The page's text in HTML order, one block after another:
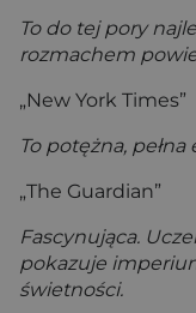
To do tej pory
rozmachem
„New York Times”
To potężna,
„The Guardian”
Fascynująca.
pokazuje
świetności.